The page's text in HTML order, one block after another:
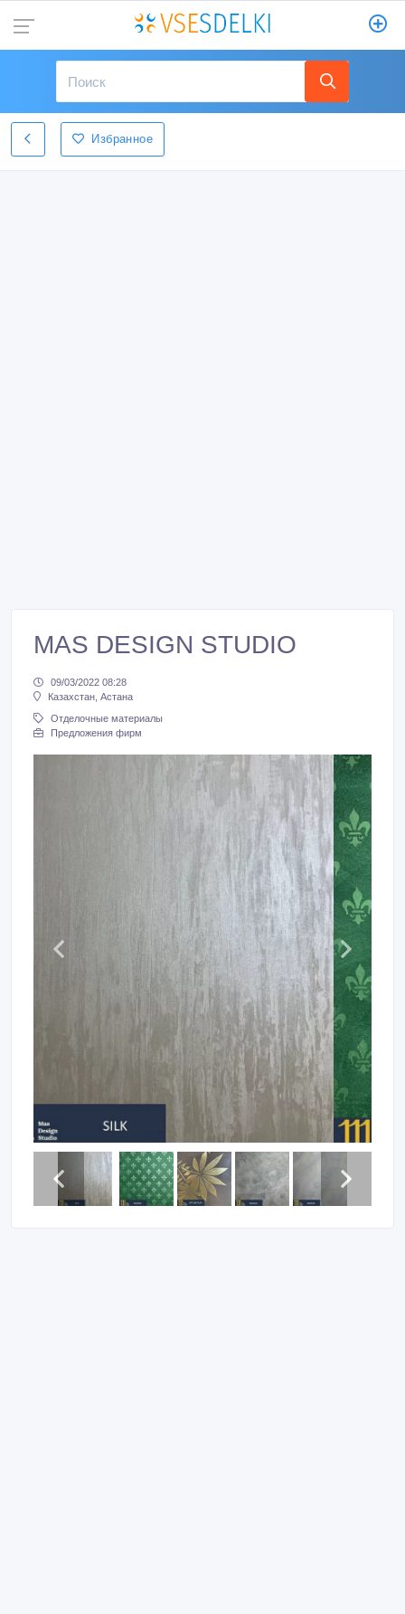
Избранное
MAS DESIGN STUDIO
09/03/2022 08:28
Казахстан, Астана
Отделочные материалы
Предложения фирм